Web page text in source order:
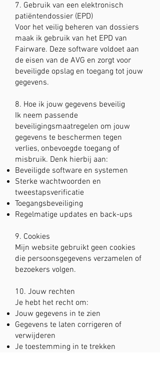
7. Gebruik van een elektronisch
patiëntendossier (EPD)
Voor het veilig beheren van dossiers
maak ik gebruik van het EPD van
Fairware. Deze software voldoet aan
de eisen van de AVG en zorgt voor
beveiligde opslag en toegang tot jouw
gegevens.
8. Hoe ik jouw gegevens beveilig
Ik neem passende
beveiligingsmaatregelen om jouw
gegevens te beschermen tegen
verlies, onbevoegde toegang of
misbruik. Denk hierbij aan:
Beveiligde software en systemen
Sterke wachtwoorden en
tweestapsverificatie
Toegangsbeveiliging
Regelmatige updates en back-ups
9. Cookies
Mijn website gebruikt geen cookies
die persoonsgegevens verzamelen of
bezoekers volgen.
10. Jouw rechten
Je hebt het recht om:
Jouw gegevens in te zien
Gegevens te laten corrigeren of
verwijderen
Je toestemming in te trekken